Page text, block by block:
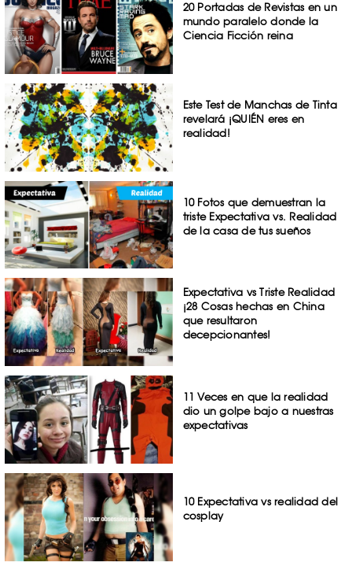
20 Portadas de Revistas en un
mundo paralelo donde la
Ciencia Ficción reina
Este Test de Manchas de Tinta
revelará ¡QUIÉN eres en
realidad!
10 Fotos que demuestran la
triste Expectativa vs. Realidad
de la casa de tus sueños
Expectativa vs Triste Realidad
¡28 Cosas hechas en China
que resultaron
decepcionantes!
11 Veces en que la realidad
dio un golpe bajo a nuestras
expectativas
10 Expectativa vs realidad del
cosplay